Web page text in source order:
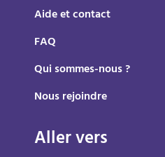
Aide et contact
FAQ
Qui sommes-nous ?
Nous rejoindre
Aller vers